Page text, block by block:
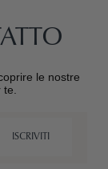
le nostre
te.
ISCRIVITI